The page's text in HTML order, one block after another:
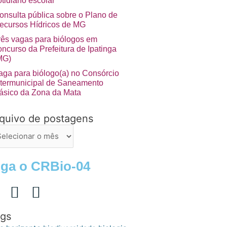
pública sobre o Plano de
Hídricos de MG
vagas para biólogos em
da Prefeitura de Ipatinga
para biólogo(a) no Consórcio
de Saneamento
da Zona da Mata
de postagens
o CRBio-04